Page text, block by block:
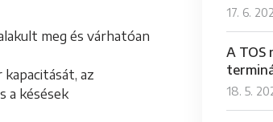
meg és várhatóan
az
a késések
17. 6.
A TOS
18. 5.